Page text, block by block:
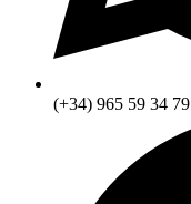
(+34) 965 59 34 79